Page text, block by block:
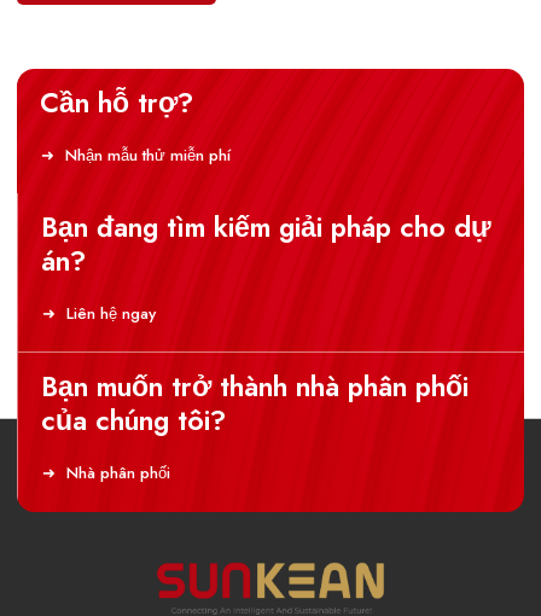
Cần hỗ trợ?
Nhận mẫu thử miễn phí
Bạn đang tìm kiếm giải pháp cho dự
án?
Liên hệ ngay
Bạn muốn trở thành nhà phân phối
của chúng tôi?
Nhà phân phối